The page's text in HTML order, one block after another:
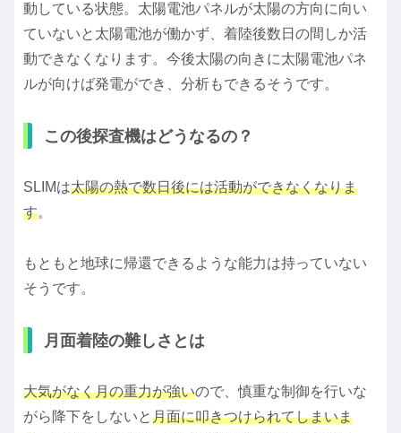
動している状態。太陽電池パネルが太陽の方向に向い
ていないと太陽電池が働かず、着陸後数日の間しか活
動できなくなります。今後太陽の向きに太陽電池パネ
ルが向けば発電ができ、分析もできるそうです。
この後探査機はどうなるの？
SLIMは太陽の熱で数日後には活動ができなくなりま
す。
もともと地球に帰還できるような能力は持っていない
そうです。
月面着陸の難しさとは
大気がなく月の重力が強いので、慎重な制御を行いな
がら降下をしないと月面に叩きつけられてしまいま